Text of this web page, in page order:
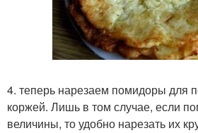
4. теперь нарезаем помидоры для
коржей. Лишь в том случае, если
величины, то удобно нарезать их